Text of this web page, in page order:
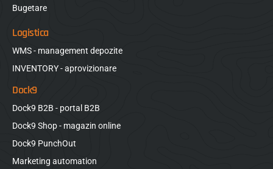
Bugetare
Logistica
WMS - management depozite
INVENTORY - aprovizionare
Dock9
Dock9 B2B - portal B2B
Dock9 Shop - magazin online
Dock9 PunchOut
Marketing automation